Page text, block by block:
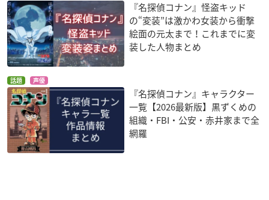
『名探偵コナン』怪盗キッド
の“変装”は激かわ女装から衝撃
絵面の元太まで！これまでに変
装した人物まとめ
話題 声優
『名探偵コナン』キャラクター
一覧【2026最新版】黒ずくめの
組織・FBI・公安・赤井家まで全
網羅